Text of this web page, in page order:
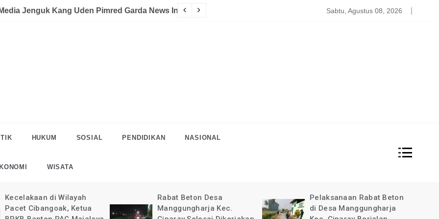
Halau LSM Dipolisikan Satgas PDBA Bantah Tidak Akomodir Bantuan Korban
Sabtu, Agustus 08, 2026
HUKUM SOSIAL PENDIDIKAN NASIONAL
WISATA
Rabat Beton Desa
Manggungharja Kec.
Pelaksanaan Rabat Beton
di Desa Manggungharja
Pimpinan Redaksi Garda
News Indonesia Ucapkan